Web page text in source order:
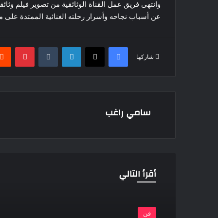
وانتهى فريق عمل القناة الوثائقية من تصوير فيلم
عن أسباب نجاحه وأسرار رحلته الغنائية الممتدة على
شاركها
فيسبوك ‫X لينكدإن
سامي راغب
أقرأ التالي
فن